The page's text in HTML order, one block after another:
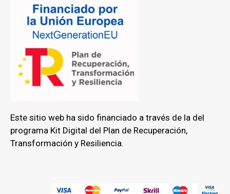
Este sitio web ha sido financiado a través de la del
programa Kit Digital del Plan de Recuperación,
Transformación y Resiliencia.